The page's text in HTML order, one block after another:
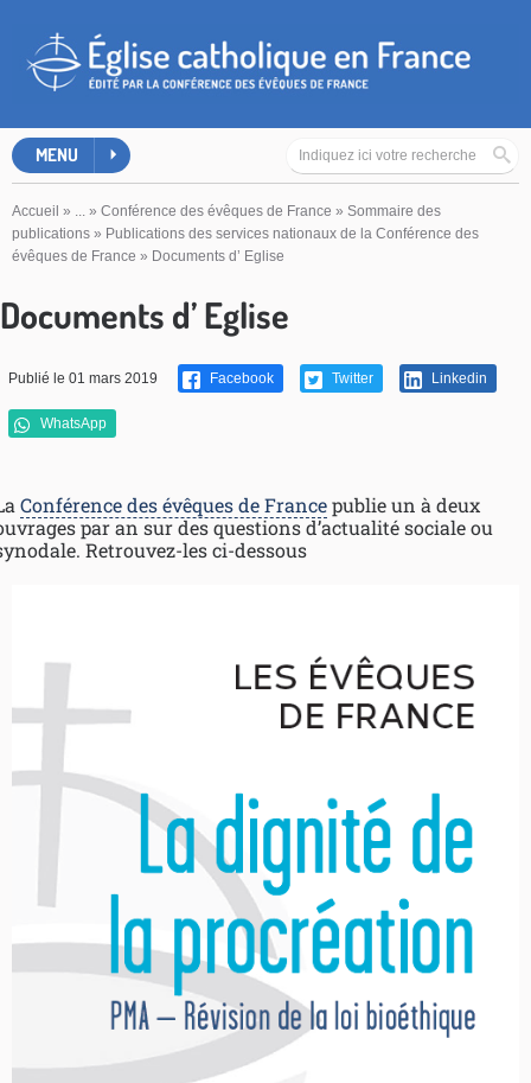
MENU
Accueil » ... » Conférence des évêques de France » Sommaire des
publications » Publications des services nationaux de la Conférence des
évêques de France » Documents d’ Eglise
Documents d’ Eglise
Publié le 01 mars 2019 Facebook Twitter Linkedin
WhatsApp
Conférence des évêques de Francepublie un à deux
par an sur des questions d’actualité sociale ou
Retrouvez-les ci-dessous